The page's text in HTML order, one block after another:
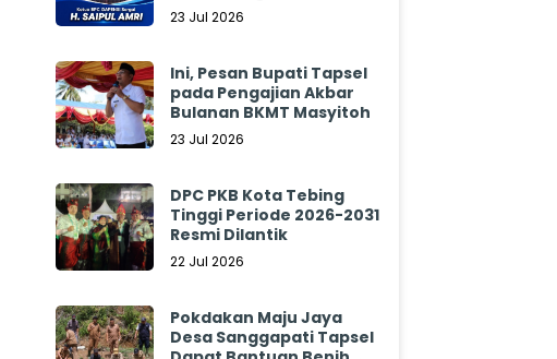
Minta Pemerintah
23 Jul 2026
Ini, Pesan Bupati Tapsel
pada Pengajian Akbar
Bulanan BKMT Masyitoh
23 Jul 2026
DPC PKB Kota Tebing
Tinggi Periode 2026-2031
Resmi Dilantik
22 Jul 2026
Pokdakan Maju Jaya
Desa Sanggapati Tapsel